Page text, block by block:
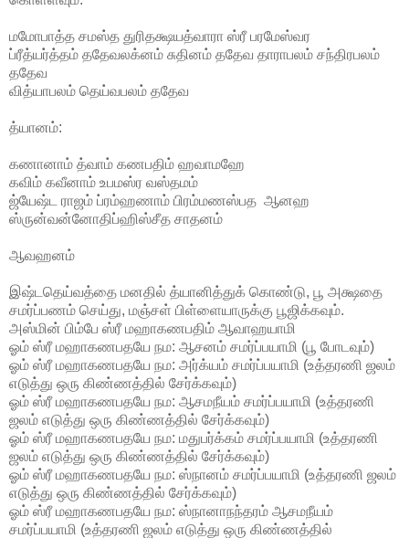
மமோபாத்த சமஸ்த துரிதக்ஷயத்வாரா ஸ்ரீ பரமேஸ்வர
ப்ரீத்யர்த்தம் ததேவலக்னம் சுதினம் ததேவ தாராபலம் சந்திரபலம்
ததேவ
வித்யாபலம் தெய்வபலம் ததேவ
த்யானம்:
கணானாம் த்வாம் கணபதிம் ஹவாமஹே
கவிம் கவீனாம் உபமஸ்ர வஸ்தமம்
ஜ்யேஷ்ட ராஜம் ப்ரம்ஹணாம் பிரம்மணஸ்பத ஆனஹ
ஸ்ருன்வன்னோதிப்ஹிஸ்சீத சாதனம்
ஆவஹனம்
இஷ்டதெய்வத்தை மனதில் த்யானித்துக் கொண்டு, பூ அக்ஷதை
சமர்ப்பணம் செய்து, மஞ்சள் பிள்ளையாருக்கு பூஜிக்கவும்.
அஸ்மின் பிம்பே ஸ்ரீ மஹாகணபதிம் ஆவாஹயாமி
ஓம் ஸ்ரீ மஹாகணபதயே நம: ஆசனம் சமர்ப்பயாமி (பூ போடவும்)
ஓம் ஸ்ரீ மஹாகணபதயே நம: அர்க்யம் சமர்ப்பயாமி (உத்தரணி ஜலம்
எடுத்து ஒரு கிண்ணத்தில் சேர்க்கவும்)
ஓம் ஸ்ரீ மஹாகணபதயே நம: ஆசமநீயம் சமர்ப்பயாமி (உத்தரணி
ஜலம் எடுத்து ஒரு கிண்ணத்தில் சேர்க்கவும்)
ஓம் ஸ்ரீ மஹாகணபதயே நம: மதுபர்க்கம் சமர்ப்பயாமி (உத்தரணி
ஜலம் எடுத்து ஒரு கிண்ணத்தில் சேர்க்கவும்)
ஓம் ஸ்ரீ மஹாகணபதயே நம: ஸ்நானம் சமர்ப்பயாமி (உத்தரணி ஜலம்
எடுத்து ஒரு கிண்ணத்தில் சேர்க்கவும்)
ஓம் ஸ்ரீ மஹாகணபதயே நம: ஸ்நானாநந்தரம் ஆசமநீயம்
சமர்ப்பயாமி (உத்தரணி ஜலம் எடுத்து ஒரு கிண்ணத்தில்